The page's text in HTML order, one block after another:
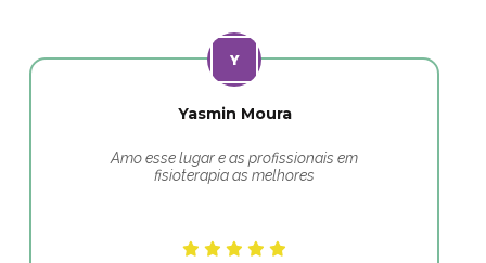
Yasmin Moura
Amo esse lugar e as profissionais em
fisioterapia as melhores